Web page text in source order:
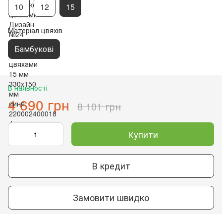
10 12 15
Матеріал цвяхів
Бамбукові
В наявності
4 690 грн 8 101 грн
Купити
В кредит
Замовити швидко